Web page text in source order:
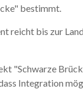
bestimmt.
reicht bis zur
"Schwarze
Integration